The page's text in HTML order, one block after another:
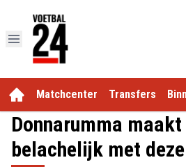
Matchcenter Transfers
Donnarumma
belachelijk met